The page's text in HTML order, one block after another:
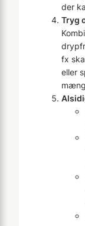
der
Tryg
fx
eller